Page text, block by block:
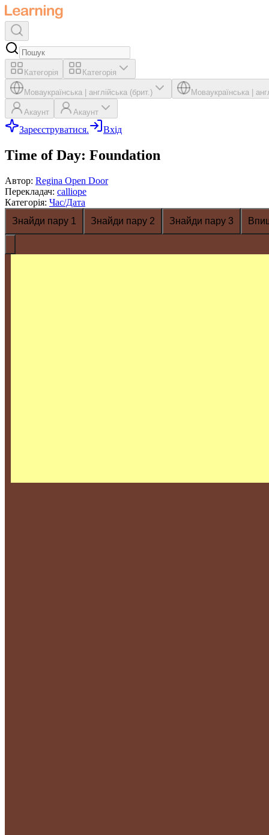
Категорія Категорія
Моваукраїнська англійська (брит.) Моваукраїнська
Акаунт Акаунт
Зареєструватися. Вхід
Time of Day: Foundation
Автор: Regina Open Door
Перекладач: calliope
Категорія: Час/Дата
Знайди пару 1
Знайди пару 2 Знайди пару 3